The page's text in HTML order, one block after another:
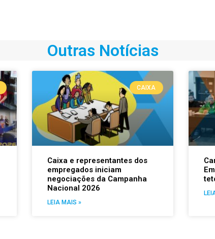
Outras Notícias
CAIXA
Caixa e representantes dos
empregados iniciam
negociações da Campanha
Nacional 2026
LEIA MAIS »